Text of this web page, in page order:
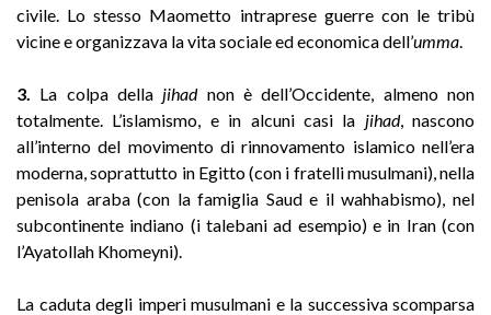
civile. Lo stesso Maometto intraprese guerre con le tribù
vicine e organizzava la vita sociale ed economica dell’umma
3. La colpa della jihadnon è dell’Occidente, almeno non
totalmente. L’islamismo, e in alcuni casi la jihad, nascono
all’interno del movimento di rinnovamento islamico nell’era
moderna, soprattutto in Egitto (con i fratelli musulmani), nella
penisola araba (con la famiglia Saud e il wahhabismo), nel
subcontinente indiano (i talebani ad esempio) e in Iran (con
l’Ayatollah Khomeyni).
La caduta degli imperi musulmani e la successiva scomparsa